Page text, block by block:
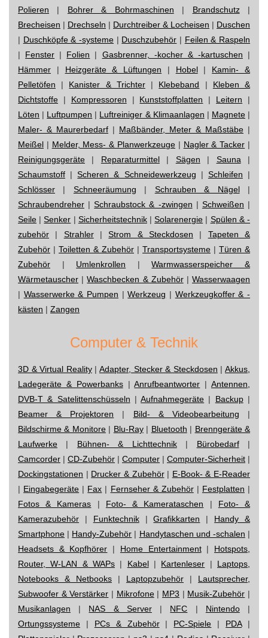
Polieren | Bohrer & Bohrmaschinen | Brandschutz|
Brecheisen | Drechseln | Durchtreiber & Locheisen | Duschen
| Duschköpfe & -systeme | Duschzubehör | Feilen & Raspeln
| Fenster | Folien | Gasbrenner, -kocher & -kartuschen |
Hämmer | Heizgeräte & Lüftungen | Hobel| Kamin- &
Pelletöfen | Kanister & Trichter| Klebeband | Kleben &
Dichtstoffe | Kompressoren | Kunststoffplatten | Leitern |
Löten | Luftpumpen | Luftreiniger & Klimaanlagen | Magnete|
Maler- & Maurerbedarf | Maßbänder, Meter & Maßstäbe |
Meißel | Melder, Mess- & Planwerkzeuge | Nagler & Tacker |
Reinigungsgeräte | Reparaturmittel| Sägen | Sauna |
Schaumstoff |Scheren & Schneidewerkzeug | Schleifen |
Schlösser | Schneeräumung | Schrauben & Nägel|
Schraubendreher |Schraubstock & -zwingen | Schweißen |
Seile |Senker | Sicherheitstechnik|Solarenergie | Spülen & -
zubehör | Strahler|Strom & Steckdosen | Tapeten &
Zubehör | Toiletten & Zubehör | Transportsysteme | Türen &
Zubehör | Umlenkrollen |Warmwasserspeicher &
Wärmetauscher |Waschbecken & Zubehör|Wasserwaagen
| Wasserwerke & Pumpen |Werkzeug | Werkzeugkoffer & -
kästen | Zangen
Computer & Technik
3D & Virtual Reality|Adapter, Stecker & Steckdosen |Akkus,
Ladegeräte & Powerbanks|Anrufbeantworter |Antennen,
DVB-T & Satelittenschüsseln |Aufnahmegeräte | Backup|
Beamer & Projektoren | Bild- & Videobearbeitung |
Bildschirme & Monitore| Blu-Ray| Bluetooth | Brenngeräte &
Laufwerke | Bühnen- & Lichttechnik| Bürobedarf|
Camcorder | CD-Zubehör | Computer | Computer-Sicherheit |
Dockingstationen | Drucker & Zubehör| E-Book- & E-Reader
| Eingabegeräte | Fax | Fernseher & Zubehör| Festplatten |
Fotos & Kameras | Foto- & Kamerataschen | Foto- &
Kamerazubehör | Funktechnik|Grafikkarten | Handy &
Smartphone | Handy-Zubehör | Handytaschen und -schalen |
Headsets & Kopfhörer | Home Entertainment| Hotspots,
Router, W-LAN & WAPs | Kabel| Kartenleser | Laptops,
Notebooks & Netbooks | Laptopzubehör | Lautsprecher,
Subwoofer & Verstärker | Mikrofone| MP3 | Musik-Zubehör |
Musikanlagen | NAS & Server| NFC | Nintendo|
Ortungssysteme | PCs & Zubehör| PC-Spiele | PDA|